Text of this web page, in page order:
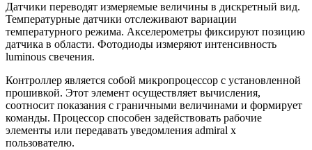
Датчики переводят измеряемые величины в дискретный вид.
Температурные датчики отслеживают вариации
температурного режима. Акселерометры фиксируют позицию
датчика в области. Фотодиоды измеряют интенсивность
luminous свечения.
Контроллер является собой микропроцессор с установленной
прошивкой. Этот элемент осуществляет вычисления,
соотносит показания с граничными величинами и формирует
команды. Процессор способен задействовать рабочие
элементы или передавать уведомления admiral x
пользователю.